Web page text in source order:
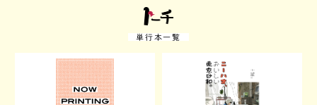
単行本一覧